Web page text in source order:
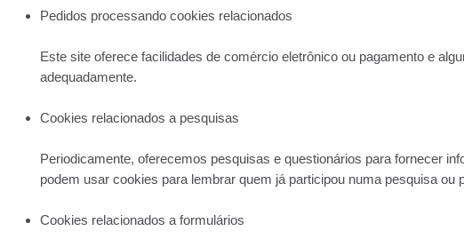
Pedidos processando cookies relacionados
Este site oferece facilidades de comércio eletrônico ou pagamento e
adequadamente.
Cookies relacionados a pesquisas
Periodicamente, oferecemos pesquisas e questionários para fornecer
podem usar cookies para lembrar quem já participou numa pesquisa
Cookies relacionados a formulários